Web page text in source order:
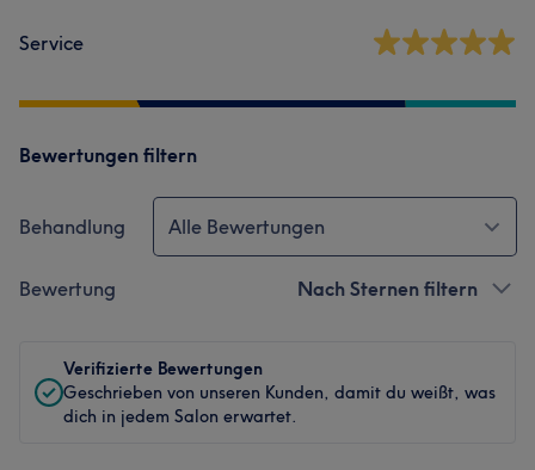
Service
Bewertungen filtern
Behandlung Alle Bewertungen
Bewertung Nach Sternen filtern
Verifizierte Bewertungen
Geschrieben von unseren Kunden, damit du weißt, was
dich in jedem Salon erwartet.